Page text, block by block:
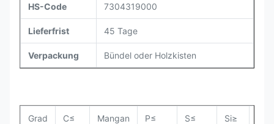
HS-Code 7304319000
Lieferfrist 45 Tage
Verpackung Bündel oder Holzkisten
Grad C≤ Mangan P≤ S≤ Si≥